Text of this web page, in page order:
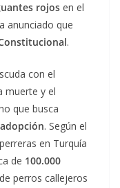
rojos en el
anunciado que
.
con el
muerte y el
que busca
adopción. Según el
en Turquía
de 100.000
perros callejeros